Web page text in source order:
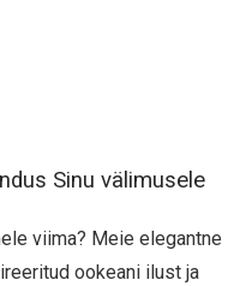
Sinu välimusele
viima? Meie elegantne
ookeani ilust ja